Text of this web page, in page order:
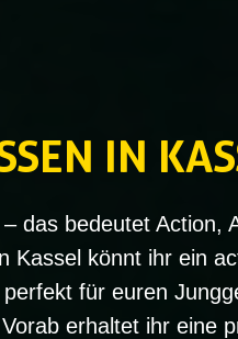
IN
– das bedeutet Action,
Kassel könnt ihr ein
für euren
erhaltet ihr eine